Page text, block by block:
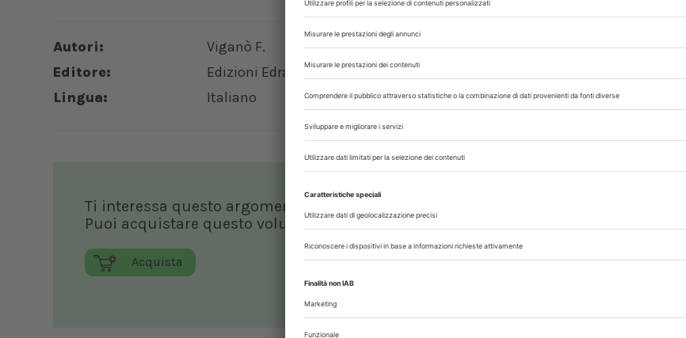
Autori:
Viganò F.
Editore:
Edizioni Edra
Lingua:
Italiano
Pagine:
288
ISBN:
9788821430824
Ti interessa questo argomento?
Puoi acquistare questo volume o pubblicazioni di contenuto simile su Edizioni Edra
Acquista